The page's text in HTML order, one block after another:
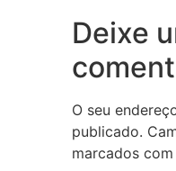
Deixe
O seu
publicado.
marcados com